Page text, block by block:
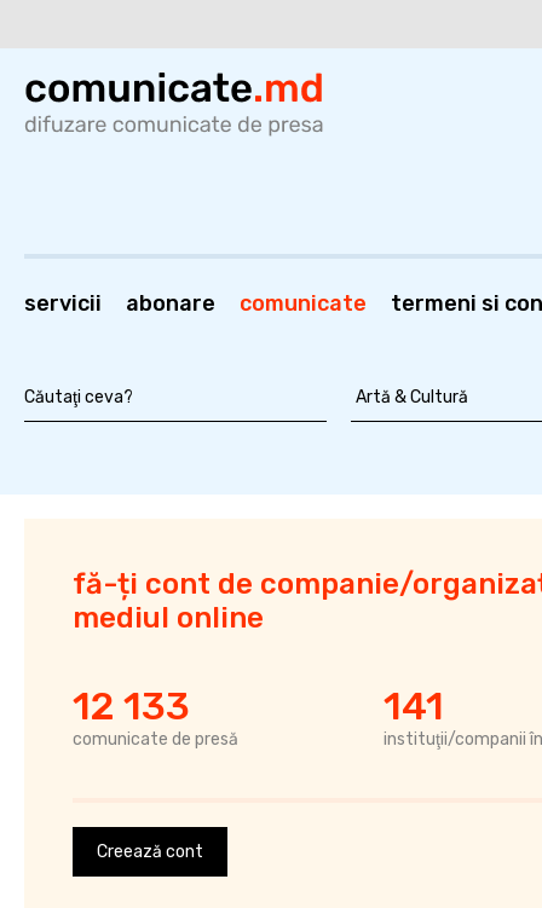
servicii abonare comunicate termeni si
fă-ți cont de companie/
mediul online
12 133
comunicate de presă
141
instituţii/companii
Creează cont